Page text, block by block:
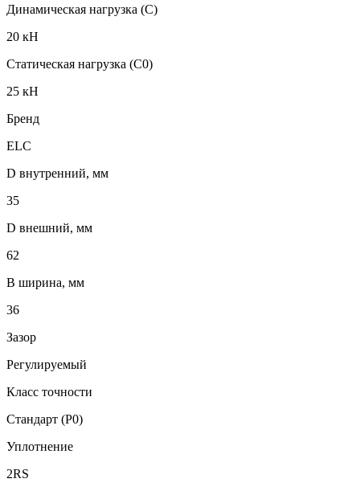
Динамическая нагрузка (C)
20 кН
Статическая нагрузка (C0)
25 кН
Бренд
ELC
D внутренний, мм
35
D внешний, мм
62
B ширина, мм
36
Зазор
Регулируемый
Класс точности
Стандарт (P0)
Уплотнение
2RS